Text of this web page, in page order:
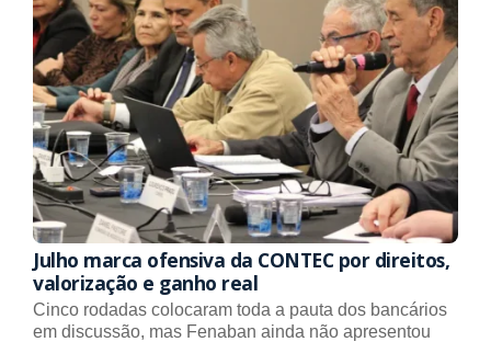
Julho marca ofensiva da CONTEC por direitos,
valorização e ganho real
Cinco rodadas colocaram toda a pauta dos bancários
em discussão, mas Fenaban ainda não apresentou